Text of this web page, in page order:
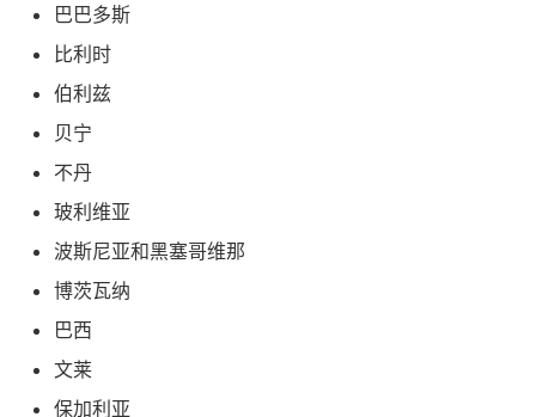
巴巴多斯
比利时
伯利兹
贝宁
不丹
玻利维亚
波斯尼亚和黑塞哥维那
博茨瓦纳
巴西
文莱
保加利亚